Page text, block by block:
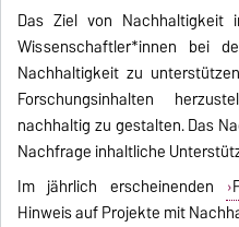
Das Ziel von Nachhaltigkeit
Wissenschaftler*innen bei
Nachhaltigkeit zu
Forschungsinhalten
nachhaltig zu gestalten. Das
Nachfrage inhaltliche
Im jährlich erscheinenden
Hinweis auf Projekte mit